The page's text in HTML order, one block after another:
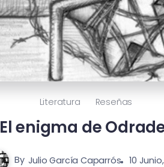
Literatura Reseñas
El enigma de
By Julio García Caparrós 10